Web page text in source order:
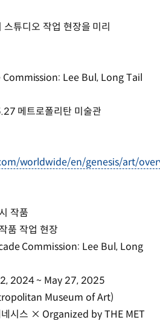
튜디오 작업 현장을 미리
Commission: Lee Bul, Long Tail
메트로폴리탄 미술관
worldwide/en/genesis/art/
작품
품 작업 현장
Commission: Lee Bul, Long
2024 ~ May 27, 2025
Museum of Art)
시스 × Organized by THE MET